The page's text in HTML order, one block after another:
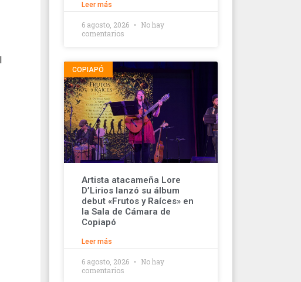
Leer más
6 agosto, 2026
No hay
comentarios
COPIAPÓ
Artista atacameña Lore
D’Lirios lanzó su álbum
debut «Frutos y Raíces» en
la Sala de Cámara de
Copiapó
Leer más
6 agosto, 2026
No hay
comentarios